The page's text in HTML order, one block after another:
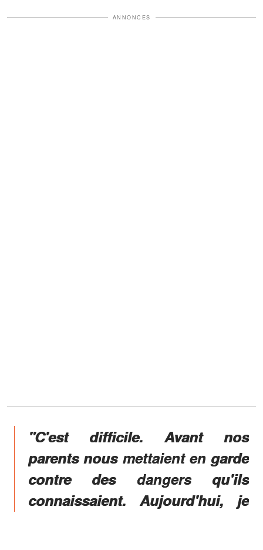
ANNONCES
"C'est difficile. Avant nos
parents nous mettaient en garde
contre des dangers qu'ils
connaissaient. Aujourd'hui, je